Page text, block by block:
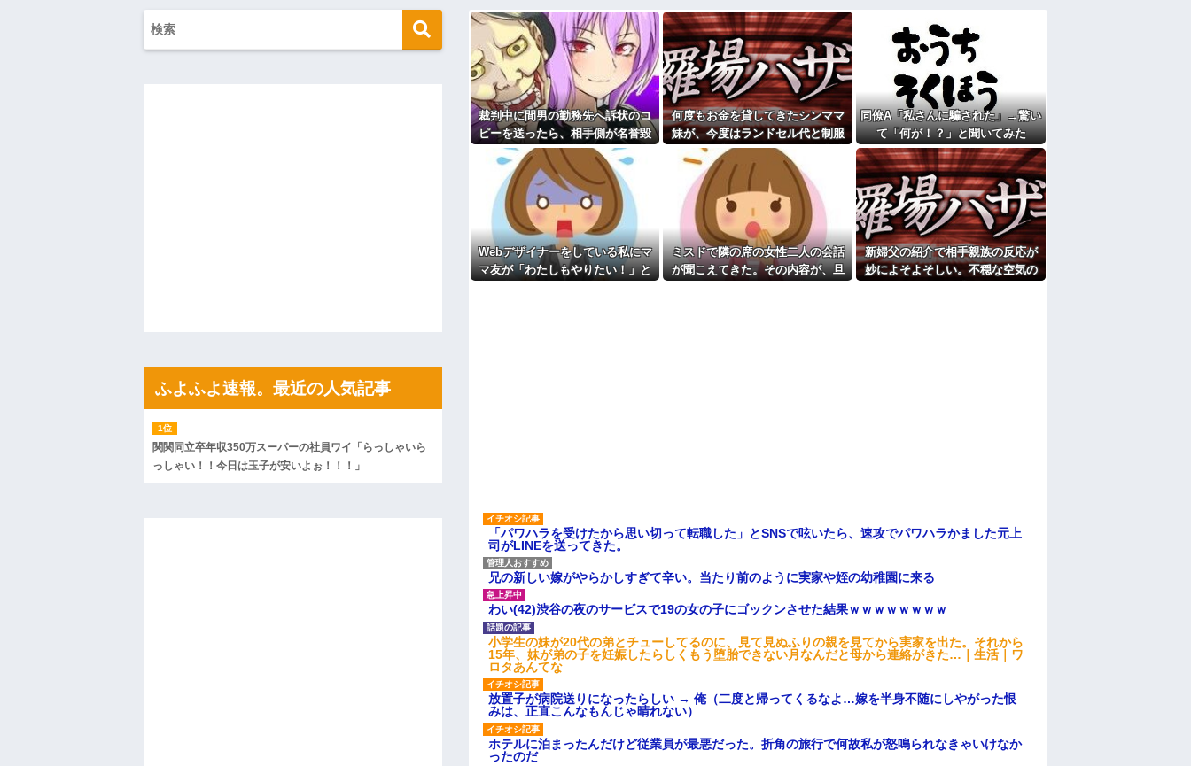
【悲報】31歳女性「リボ払いが10年たっても終わりません」←これw w w w
w w w
【画像】男が「ガチでどうでもいい」女の報告ランキング、圧倒的第１位と
言えば『コレ』w w w w w w w w w w
【画像】アナウンサー「え、私がスピードスケートのピチピチユニフォーム
着るんですか…？ﾑﾁｨ！！」←これはお前らに刺さるやろw w w w w w w w
【衝撃画像】ババアがジジイにチェーンソー！？←一体何があったんやコレ
【悲報】女「丸亀製麺美味しかったね」俺「また来ようよ」店員「お会計
2380円になりまーす」→その後『こう』なったんだが俺悪くないよ
【凄すぎる】 力士の嫁に美人が多い理由→「これ」だったｗｗｗｗｗｗｗ
お腹の子をタヒ産した時。義妹「全部あんたのせいでしょ！」トメ「何を言
私母が他界した。その直後、義弟嫁から信じられないメールが。「もう遺産
分割済みました？家買いたいけど貯金ゼロだから、頭金貸して欲しい」…は
ハードオフに売っていた4万4000円のフィギュアがヤバすぎるｗｗｗｗｗｗ
後続車にクラクションを鳴らされ彼氏が逆切れ。「何クラクション鳴らして
んだ！降りてこいよ！」と怒鳴りだし...
【衝撃】報酬100万円超の治験募集がこちらｗｗｗｗｗ(※画像あり)
【ネット騒然】惨殺されたタワマン頂き女子のこの動画、すげえええええｗ
ｗｗｗｗｗｗｗｗｗｗ
【愕然】白のクラウン俺氏、高速道路左車線を制限速度で走った結果
wwwwwwwwwwww
【悲報】佐藤輝明・・・２軍でも盛大にやらかす←あまり悲しませないでく
【胸糞】友人B「こうすれば普通に見えるｗ」友人Aの障害児の写真を勝手
に加工した無神経女の悲惨な末路
義父「事故を起こす前に免許を返そうと思う」私「その決断は立派です
ね…」→義父の一言に胸が熱くなって…
俺「結婚しよう」彼女「もちろん。でも条件があるの」→その一言で思わぬ
空気になって…
【警告】社会人「スムージーにキウイ皮ごと入れよ。これ美容にいいんだよ
ね〜」→ 結果…
職場の貸本の習慣が、本を大事にしないおばさんのせいで無くなった
今日は大館まげわっぱに詰めた弁当。豚ロースの塩こうじ＆ガーリック焼き
なんで何年も前に離婚した元嫁に「礼服はどこにあるの」とか「墓の場所が
わからん。案内して」とか聞いてくるの？もう他人なのに図々しすぎませんか
人体実験や拷問にまつわる、ガチで怖い話を教えてくれ
主な税金の成り立ちを調べてみたよ
裁判中に間男の勤務先へ訴状のコ
ピーを送ったら、相手側が名誉毀
損だと猛反発。裁判官までロを挟
む事態になって…
何度もお金を貸してきたシンママ
妹が、今度はランドセル代と制服
代まで要求してきた。その裏事情
を知って頭を抱えることに…
同僚A「私さんに騙された」→驚い
て「何が！？」と聞いてみた
Webデザイナーをしている私にマ
マ友が「わたしもやりたい！」と
ミスドで隣の席の女性二人の会話
が聞こえてきた。その内容が、旦
新婦父の紹介で相手親族の反応が
妙によそよそしい。不穏な空気の
「パワハラを受けたから思い切って転職した」とSNSで呟いたら、速攻でパワハラかました元上
司がLINEを送ってきた。
兄の新しい嫁がやらかしすぎて辛い。当たり前のように実家や姪の幼稚園に来る
わい(42)渋谷の夜のサービスで19の女の子にゴックンさせた結果ｗｗｗｗｗｗｗｗ
小学生の妹が20代の弟とチューしてるのに、見て見ぬふりの親を見てから実家を出た。それから
15年、妹が弟の子を妊娠したらしくもう堕胎できない月なんだと母から連絡がきた…｜生活｜ワ
ロタあんてな
放置子が病院送りになったらしい → 俺（二度と帰ってくるなよ…嫁を半身不随にしやがった恨
みは、正直こんなもんじゃ晴れない）
ホテルに泊まったんだけど従業員が最悪だった。折角の旅行で何故私が怒鳴られなきゃいけなか
ったのだ
ふよふよ速報。最近の人気記事
関関同立卒年収350万スーパーの社員ワイ「らっしゃいら
っしゃい！！今日は玉子が安いよぉ！！！」